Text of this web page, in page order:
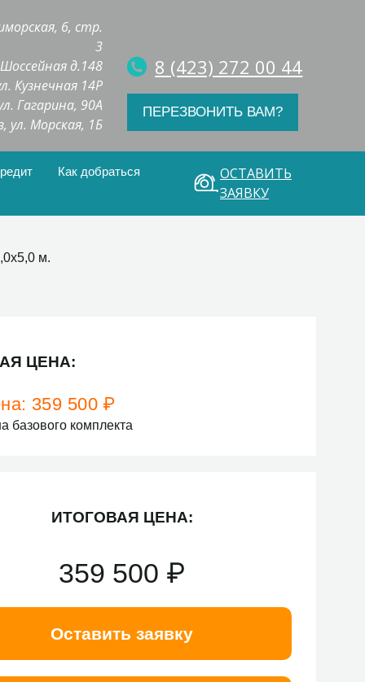
6, стр.
3
д.148
Кузнечная 14Р
Гагарина, 90А
ул. Морская, 1Б
8 (423) 272 00 44
ПЕРЕЗВОНИТЬ ВАМ?
Как добраться
ОСТАВИТЬ
ЗАЯВКУ
м.
ЦЕНА:
359 500₽
базового комплекта
ИТОГОВАЯ ЦЕНА:
359 500 ₽
Оставить заявку